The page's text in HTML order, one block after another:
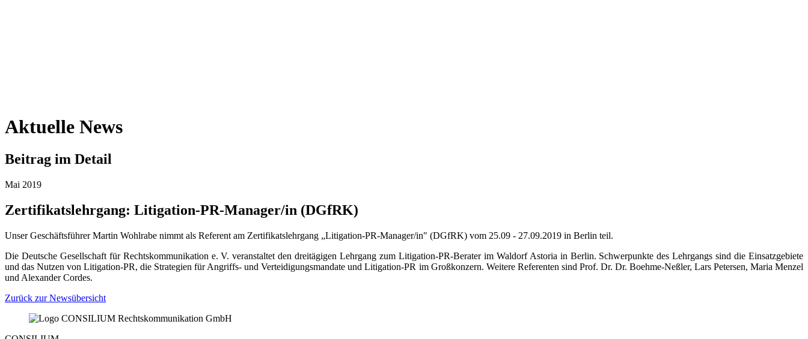
Aktuelle News
Beitrag im Detail
Mai 2019
Zertifikatslehrgang: Litigation-PR-Manager/in (DGfRK)
Unser Geschäftsführer Martin Wohlrabe nimmt als Referent am Zertifikats­lehrgang „Litigation-PR-Manager/in" (DGfRK) vom 25.09 - 27.09.2019 in Berlin teil.
Die Deutsche Gesellschaft für Rechts­kommunikation e. V. veranstaltet den drei­tägigen Lehr­gang zum Litigation-PR-Berater im Waldorf Astoria in Berlin. Schwer­punkte des Lehr­gangs sind die Einsatz­gebiete
und das Nutzen von Litigation-PR, die Strategien für Angriffs- und Verteidigungs­mandate und Litigation-PR im Groß­konzern. Weitere Referenten sind Prof. Dr. Dr. Boehme-Neßler, Lars Petersen, Maria Menzel
und Alexander Cordes.
Zurück zur Newsübersicht